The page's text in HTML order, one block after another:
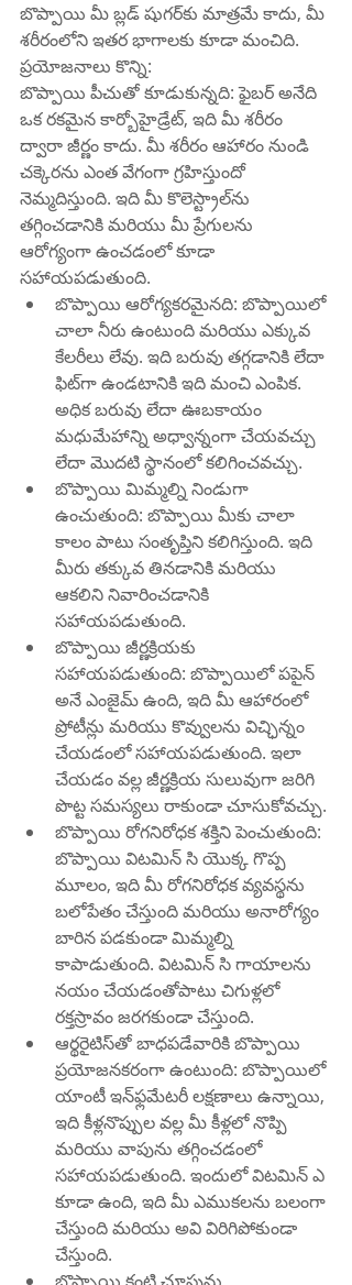
బొప్పాయి మీ బ్లడ్ షుగర్‌కు మాత్రమే కాదు, మీ
శరీరంలోని ఇతర భాగాలకు కూడా మంచిది.
ప్రయోజనాలు కొన్ని:
బొప్పాయి పీచుతో కూడుకున్నది: ఫైబర్ అనేది
ఒక రకమైన కార్బోహైడ్రేట్, ఇది మీ శరీరం
ద్వారా జీర్ణం కాదు. మీ శరీరం ఆహారం నుండి
చక్కెరను ఎంత వేగంగా గ్రహిస్తుందో
నెమ్మదిస్తుంది. ఇది మీ కొలెస్ట్రాల్‌ను
తగ్గించడానికి మరియు మీ ప్రేగులను
ఆరోగ్యంగా ఉంచడంలో కూడా
సహాయపడుతుంది.
బొప్పాయి ఆరోగ్యకరమైనది: బొప్పాయిలో
చాలా నీరు ఉంటుంది మరియు ఎక్కువ
కేలరీలు లేవు. ఇది బరువు తగ్గడానికి లేదా
ఫిట్‌గా ఉండటానికి ఇది మంచి ఎంపిక.
అధిక బరువు లేదా ఊబకాయం
మధుమేహాన్ని అధ్వాన్నంగా చేయవచ్చు
లేదా మొదటి స్థానంలో కలిగించవచ్చు.
బొప్పాయి మిమ్మల్ని నిండుగా
ఉంచుతుంది: బొప్పాయి మీకు చాలా
కాలం పాటు సంతృప్తిని కలిగిస్తుంది. ఇది
మీరు తక్కువ తినడానికి మరియు
ఆకలిని నివారించడానికి
సహాయపడుతుంది.
బొప్పాయి జీర్ణక్రియకు
సహాయపడుతుంది: బొప్పాయిలో పపైన్
అనే ఎంజైమ్ ఉంది, ఇది మీ ఆహారంలో
ప్రోటీన్లు మరియు కొవ్వులను విచ్ఛిన్నం
చేయడంలో సహాయపడుతుంది. ఇలా
చేయడం వల్ల జీర్ణక్రియ సులువుగా జరిగి
పొట్ట సమస్యలు రాకుండా చూసుకోవచ్చు.
బొప్పాయి రోగనిరోధక శక్తిని పెంచుతుంది:
బొప్పాయి విటమిన్ సి యొక్క గొప్ప
మూలం, ఇది మీ రోగనిరోధక వ్యవస్థను
బలోపేతం చేస్తుంది మరియు అనారోగ్యం
బారిన పడకుండా మిమ్మల్ని
కాపాడుతుంది. విటమిన్ సి గాయాలను
నయం చేయడంతోపాటు చిగుళ్లలో
రక్తస్రావం జరగకుండా చేస్తుంది.
ఆర్థరైటిస్‌తో బాధపడేవారికి బొప్పాయి
ప్రయోజనకరంగా ఉంటుంది: బొప్పాయిలో
యాంటీ ఇన్‌ఫ్లమేటరీ లక్షణాలు ఉన్నాయి,
ఇది కీళ్లనొప్పుల వల్ల మీ కీళ్లలో నొప్పి
మరియు వాపును తగ్గించడంలో
సహాయపడుతుంది. ఇందులో విటమిన్ ఎ
కూడా ఉంది, ఇది మీ ఎముకలను బలంగా
చేస్తుంది మరియు అవి విరిగిపోకుండా
చేస్తుంది.